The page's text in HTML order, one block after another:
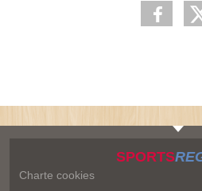
SPORTS
Charte cookies